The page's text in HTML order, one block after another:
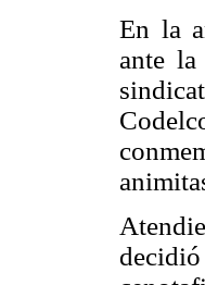
En la
ante